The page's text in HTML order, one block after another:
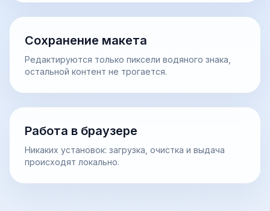
Сохранение макета
Редактируются только пиксели водяного знака,
остальной контент не трогается.
Работа в браузере
Никаких установок: загрузка, очистка и выдача
происходят локально.